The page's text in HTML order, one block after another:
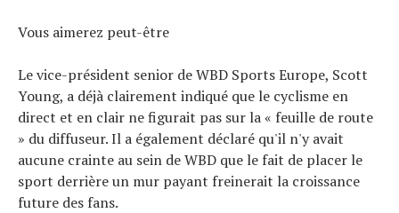
Vous aimerez peut-être
Le vice-président senior de WBD Sports Europe, Scott
Young, a déjà clairement indiqué que le cyclisme en
direct et en clair ne figurait pas sur la « feuille de route
» du diffuseur. Il a également déclaré qu'il n'y avait
aucune crainte au sein de WBD que le fait de placer le
sport derrière un mur payant freinerait la croissance
future des fans.